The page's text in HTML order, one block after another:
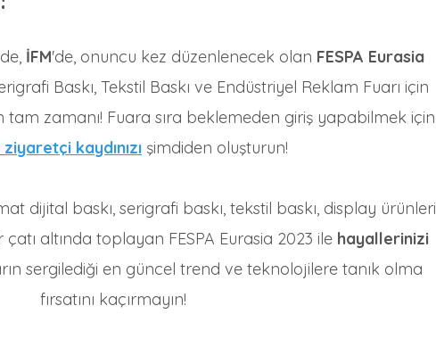
İFM'de, onuncu kez düzenlenecek olan FESPA Eurasia
Baskı, Tekstil Baskı ve Endüstriyel Reklam Fuarı için
tam zamanı! Fuara sıra beklemeden giriş yapabilmek için
kaydınızı şimdiden oluşturun!
dijital baskı, serigrafi baskı, tekstil baskı, display ürünleri
altında toplayan FESPA Eurasia 2023 ile hayallerinizi
sergilediği en güncel trend ve teknolojilere tanık olma
fırsatını kaçırmayın!